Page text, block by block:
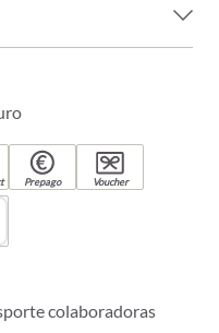
Prepago Voucher
colaboradoras